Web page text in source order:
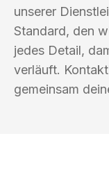
unserer
Standard, den
jedes Detail,
verläuft.
gemeinsam